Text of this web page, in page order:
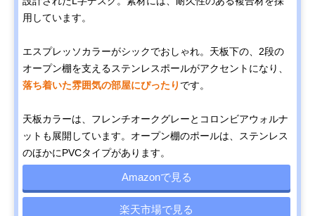
用しています。
エスプレッソカラーがシックでおしゃれ。天板下の、2段の
オープン棚を支えるステンレスポールがアクセントになり、
落ち着いた雰囲気の部屋にぴったり です。
天板カラーは、フレンチオークグレーとコロンビアウォルナ
ットも展開しています。オープン棚のポールは、ステンレス
のほかにPVCタイプがあります。
Amazonで見る
楽天市場で見る